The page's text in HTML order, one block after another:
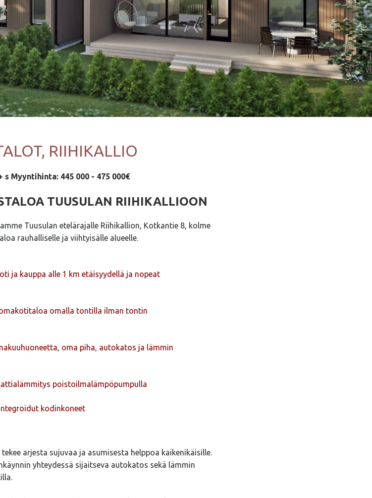
RIIHIKALLIO
s Myyntihinta: 445 000 - 475 000€
TUUSULAN RIIHIKALLIOON
Tuusulan etelärajalle Riihikallion, Kotkantie 8, kolme
rauhalliselle ja viihtyisälle alueelle.
ja kauppa alle 1 km etäisyydellä ja nopeat
omalla tontilla ilman tontin
oma piha, autokatos ja lämmin
poistoilmalämpöpumpulla
kodinkoneet
arjesta sujuvaa ja asumisesta helppoa kaikenikäisille.
yhteydessä sijaitseva autokatos sekä lämmin